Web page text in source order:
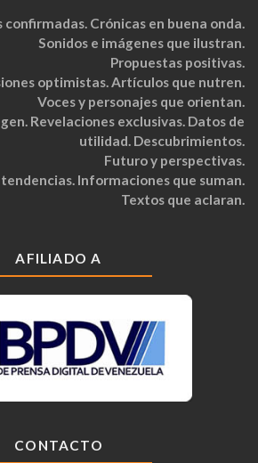
confirmadas. Crónicas en buena onda.
Sonidos e imágenes que ilustran.
Propuestas positivas.
optimistas. Artículos que nutren.
Voces y personajes que orientan.
Revelaciones exclusivas. Datos de
utilidad. Descubrimientos.
Futuro y perspectivas.
Informaciones que suman.
Textos que aclaran.
AFILIADO A
CONTACTO